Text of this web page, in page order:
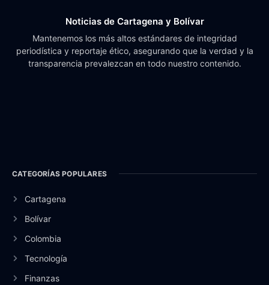
Noticias de Cartagena y Bolívar
Mantenemos los más altos estándares de integridad
periodística y reportaje ético, asegurando que la verdad y la
transparencia prevalezcan en todo nuestro contenido.
CATEGORÍAS POPULARES
Cartagena
Bolívar
Colombia
Tecnología
Finanzas